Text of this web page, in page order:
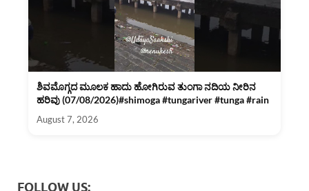
ಶಿವಮೊಗ್ಗದ ಮೂಲಕ ಹಾದು ಹೋಗಿರುವ ತುಂಗಾ ನದಿಯ ನೀರಿನ
ಹರಿವು (07/08/2026)#shimoga #tungariver #tunga #rain
August 7, 2026
FOLLOW US: